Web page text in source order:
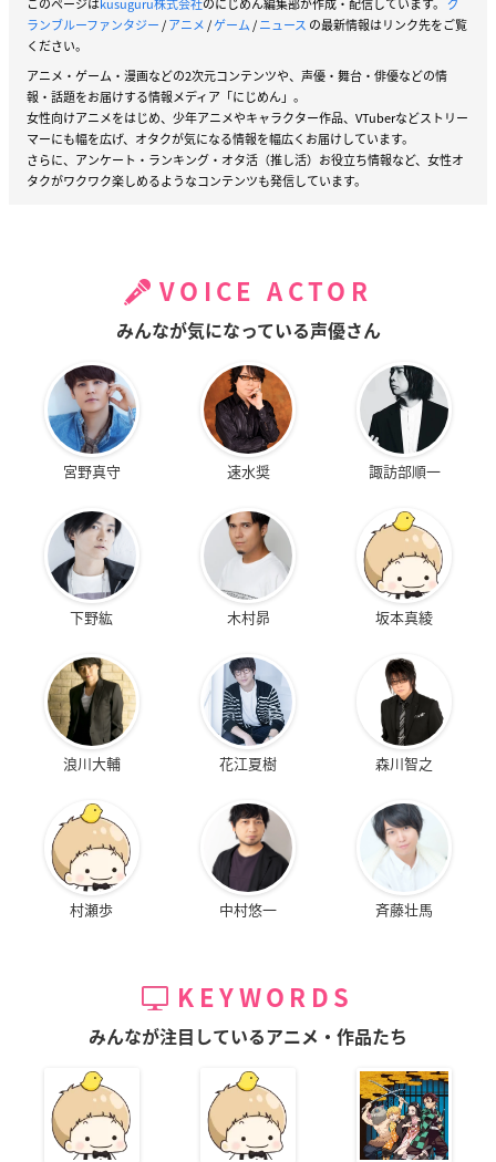
このページはkusuguru株式会社のにじめん編集部が作成・配信しています。 グ
ランブルーファンタジー/アニメ/ゲーム/ニュース の最新情報はリンク先をご覧
ください。
アニメ・ゲーム・漫画などの2次元コンテンツや、声優・舞台・俳優などの情
報・話題をお届けする情報メディア「にじめん」。
女性向けアニメをはじめ、少年アニメやキャラクター作品、VTuberなどストリー
マーにも幅を広げ、オタクが気になる情報を幅広くお届けしています。
さらに、アンケート・ランキング・オタ活（推し活）お役立ち情報など、女性オ
タクがワクワク楽しめるようなコンテンツも発信しています。
VOICE ACTOR
みんなが気になっている声優さん
宮野真守 速水奨 諏訪部順一
下野紘 木村昴 坂本真綾
浪川大輔 花江夏樹 森川智之
村瀬歩 中村悠一 斉藤壮馬
KEYWORDS
みんなが注目しているアニメ・作品たち